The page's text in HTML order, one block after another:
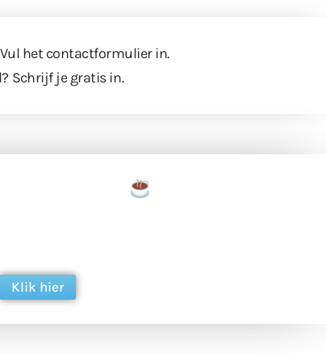
het contactformulierin.
Schrijf je gratis in.
Klik hier